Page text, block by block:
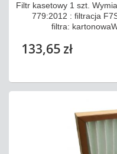
Filtr kasetowy 1 szt.
779:2012 : filtracja
filtra:
133,65 zł